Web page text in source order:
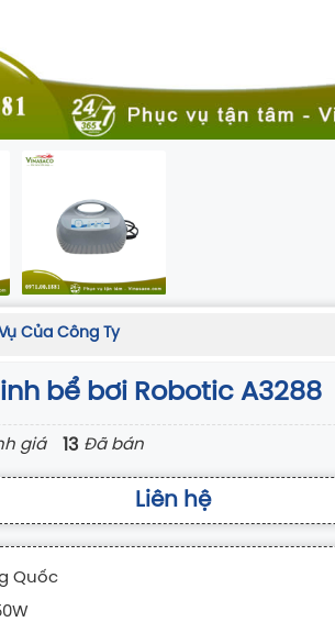
Của Công Ty
bể bơi Robotic A3288
giá 13 Đã bán
Liên hệ
Quốc